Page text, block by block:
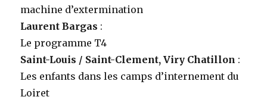
machine d’extermination
Laurent Bargas :
Le programme T4
Saint-Louis / Saint-Clement, Viry Chatillon :
Les enfants dans les camps d’internement du
Loiret